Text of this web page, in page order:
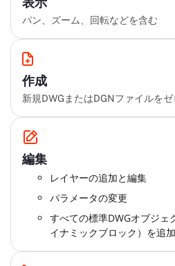
パン、ズーム、回転などを含む
作成
新規DWGまたはDGNファイルを
編集
レイヤーの追加と編集
パラメータの変更
すべての標準DWGオブジ
イナミックブロック）を追加